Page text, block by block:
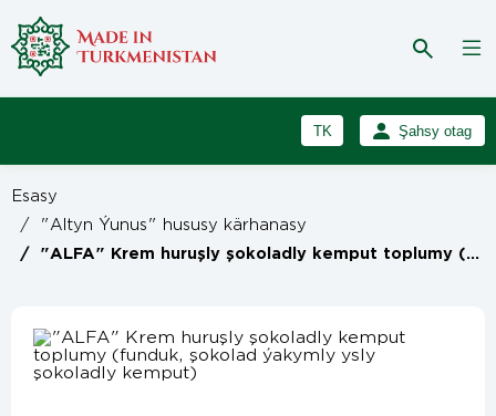
TK
RU
Şahsy otag
Esasy
/
"Altyn Ýunus" hususy kärhanasy
/ "ALFA" Krem huruşly şokoladly kemput toplumy (funduk, şokolad ýakymly ysly şokoladly kemput)